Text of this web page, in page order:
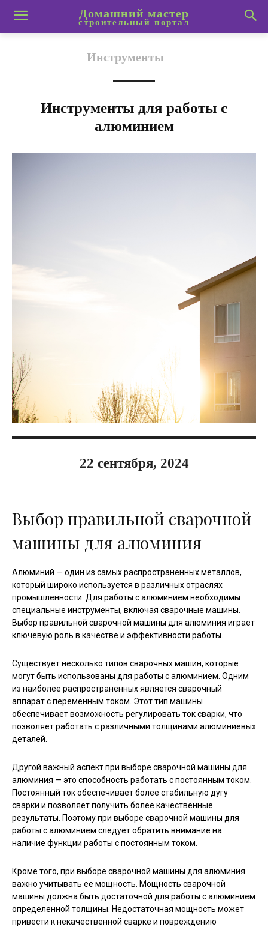
Домашний мастер
строительный портал
Инструменты
Инструменты для работы с
алюминием
22 сентября, 2024
Выбор правильной сварочной
машины для алюминия
Алюминий — один из самых распространенных металлов,
который широко используется в различных отраслях
промышленности. Для работы с алюминием необходимы
специальные инструменты, включая сварочные машины.
Выбор правильной сварочной машины для алюминия играет
ключевую роль в качестве и эффективности работы.
Существует несколько типов сварочных машин, которые
могут быть использованы для работы с алюминием. Одним
из наиболее распространенных является сварочный
аппарат с переменным током. Этот тип машины
обеспечивает возможность регулировать ток сварки, что
позволяет работать с различными толщинами алюминиевых
деталей.
Другой важный аспект при выборе сварочной машины для
алюминия — это способность работать с постоянным током.
Постоянный ток обеспечивает более стабильную дугу
сварки и позволяет получить более качественные
результаты. Поэтому при выборе сварочной машины для
работы с алюминием следует обратить внимание на
наличие функции работы с постоянным током.
Кроме того, при выборе сварочной машины для алюминия
важно учитывать ее мощность. Мощность сварочной
машины должна быть достаточной для работы с алюминием
определенной толщины. Недостаточная мощность может
привести к некачественной сварке и повреждению